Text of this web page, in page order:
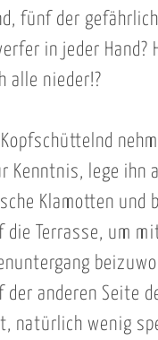
fünf der
in jeder Hand?
alle nieder!?
Kenntnis, lege ihn
Klamotten und
Terrasse, um
der anderen Seite
natürlich wenig